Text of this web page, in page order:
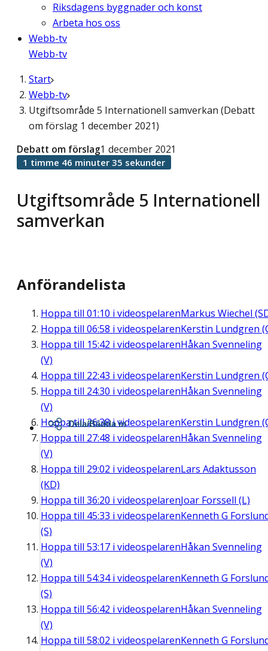
Riksdagens byggnader och konst
Arbeta hos oss
Webb-tv
Webb-tv
Start
Webb-tv
Utgiftsområde 5 Internationell samverkan (Debatt
om förslag 1 december 2021)
Utgiftsområde 5 Internationell
samverkan
Debatt om förslag1 december 2021
1 timme 46 minuter 35 sekunder
Anförandelista
Hoppa till 01:10 i videospelarenMarkus Wiechel
Hoppa till 06:58 i videospelarenKerstin Lundgren
Hoppa till 15:42 i videospelarenHåkan Svenneling
(V)
Hoppa till 22:43 i videospelarenKerstin Lundgren
Hoppa till 24:30 i videospelarenHåkan Svenneling
(V)
Hoppa till26:38i videospelarenKerstin Lundgren
Hoppa till 27:48 i videospelarenHåkan Svenneling
(V)
Hoppa till 29:02 i videospelarenLars Adaktusson
(KD)
Hoppa till 36:20 i videospelarenJoar Forssell (L)
Hoppa till 45:33 i videospelarenKenneth G
(S)
Hoppa till 53:17 i videospelarenHåkan Svenneling
(V)
Hoppa till 54:34i videospelarenKenneth G
(S)
Hoppa till 56:42 i videospelarenHåkan Svenneling
(V)
Hoppa till 58:02 i videospelarenKenneth G
Dela/Bädda in